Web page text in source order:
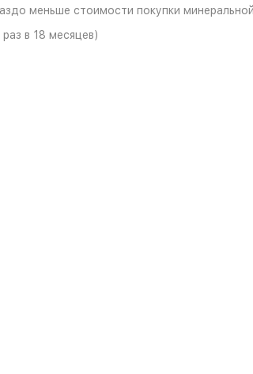
меньше стоимости покупки
в 18 месяцев)